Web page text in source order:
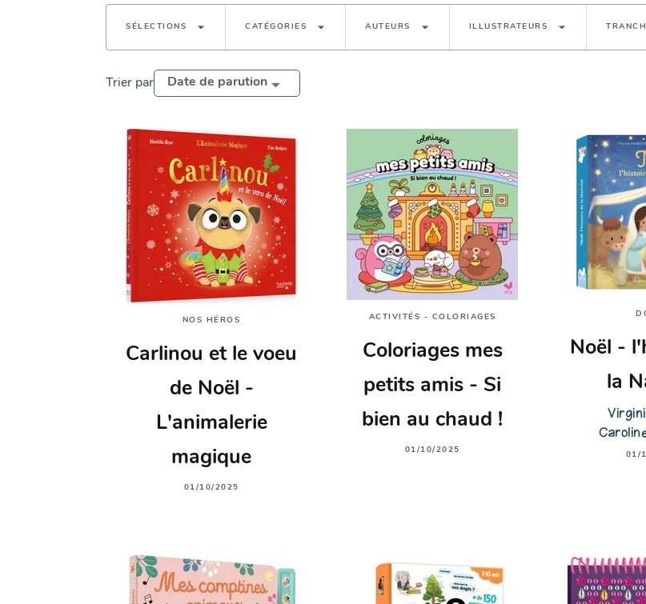
SÉLECTIONS arrow_drop_down CATÉGORIES arrow_drop_down AUTEURS arrow_drop_down ILLUSTRATEURS arrow_drop_down
Trier par Date de parution
NOS HÉROS
Carlinou et le voeu
de Noël -
L'animalerie
magique
01/10/2025
ACTIVITÉS - COLORIAGES
Coloriages mes
petits amis - Si
bien au chaud !
01/10/2025
Noël -
la
01/